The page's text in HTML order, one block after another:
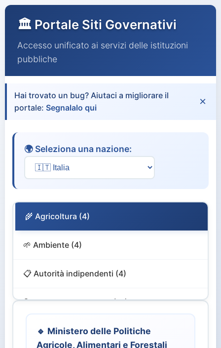
🏛️ Portale Siti Governativi
Accesso unificato ai servizi delle istituzioni
pubbliche
Hai trovato un bug? Aiutaci a migliorare il
portale: Segnalalo qui ×
🌍 Seleziona una nazione:
🌾 Agricoltura (4)
🌱 Ambiente (4)
📋 Autorità indipendenti (4)
🔍 Controllo e Vigilanza (12)
🎨 Cultura e Turismo (4)
🔹 Ministero delle Politiche
Agricole, Alimentari e Forestali